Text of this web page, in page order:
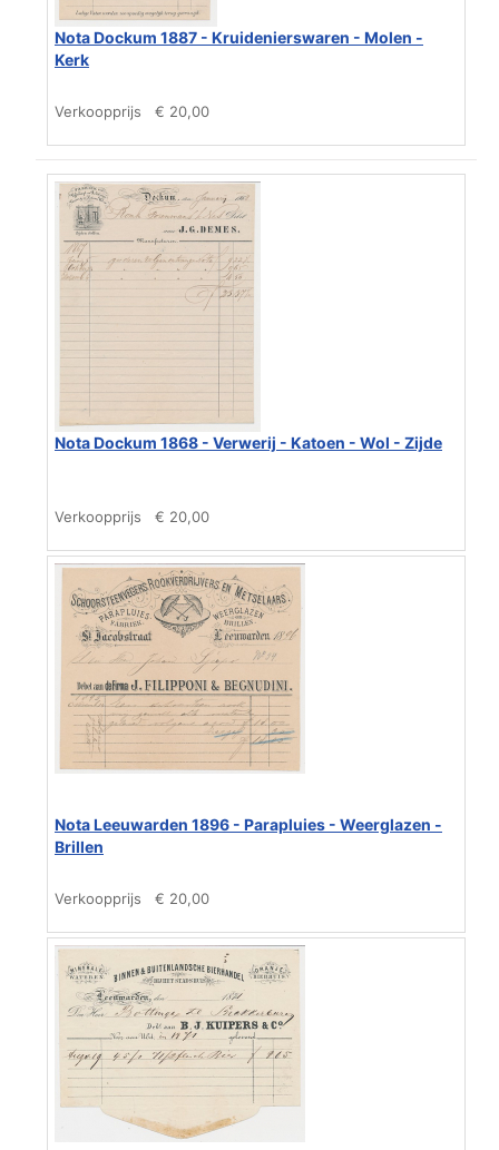
Nota Dockum 1887 - Kruidenierswaren - Molen -
Kerk
Verkoopprijs € 20,00
Nota Dockum 1868 - Verwerij - Katoen - Wol - Zijde
Verkoopprijs € 20,00
Nota Leeuwarden 1896 - Parapluies - Weerglazen -
Brillen
Verkoopprijs € 20,00